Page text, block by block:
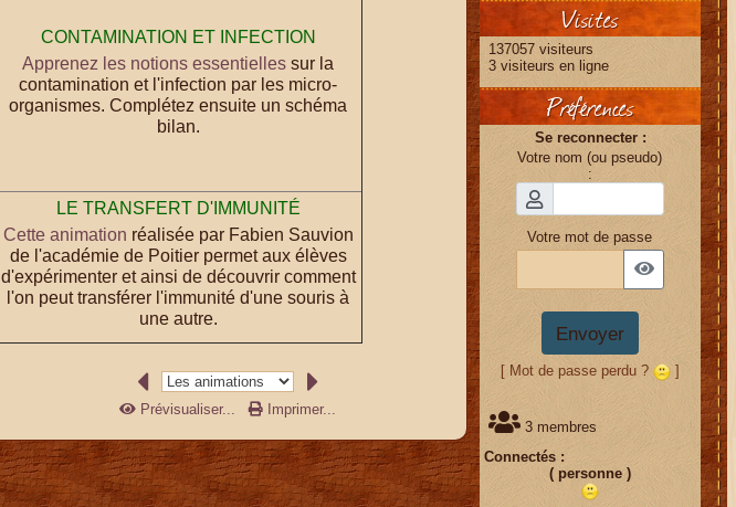
CONTAMINATION ET INFECTION
Apprenez les notions essentielles sur la
contamination et l'infection par les micro-
organismes. Complétez ensuite un schéma
bilan.
LE TRANSFERT D'IMMUNITÉ
Cette animation réalisée par Fabien Sauvion
de l'académie de Poitier permet aux élèves
d'expérimenter et ainsi de découvrir comment
l'on peut transférer l'immunité d'une souris à
une autre.
Prévisualiser... Imprimer...
Visites
137057 visiteurs
3 visiteurs en ligne
Préférences
Se reconnecter :
Votre nom (ou pseudo)
:
Votre mot de passe
Envoyer
[ Mot de passe perdu ? ]
3 membres
Connectés :
( personne )